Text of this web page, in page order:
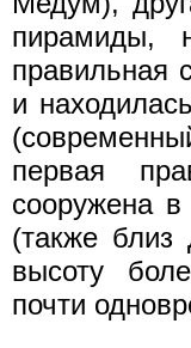
пирамиды,
правильная
и
первая
сооружена
(также
высоту
почти